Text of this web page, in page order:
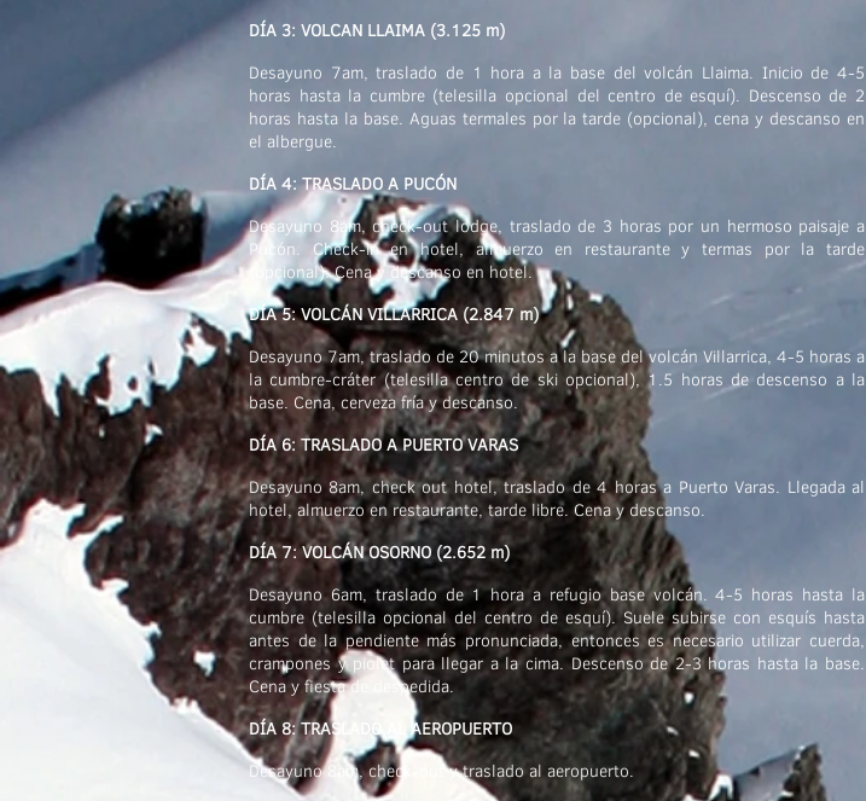
DÍA 3: VOLCAN LLAIMA (3.125 m)
Desayuno 7am, traslado de 1 hora a la base del volcán Llaima. Inicio de 4-5
horas hasta la cumbre (telesilla opcional del centro de esquí). Descenso de 2
horas hasta la base. Aguas termales por la tarde (opcional), cena y descanso en
el albergue.
DÍA 4: TRASLADO A PUCÓN
Desayuno 8am, check-out lodge, traslado de 3 horas por un hermoso paisaje a
Pucón. Check-in en hotel, almuerzo en restaurante y termas por la tarde
(opcional). Cena y descanso en hotel.
DÍA 5: VOLCÁN VILLARRICA (2.847 m)
Desayuno 7am, traslado de 20 minutos a la base del volcán Villarrica, 4-5 horas a
la cumbre-cráter (telesilla centro de ski opcional), 1.5 horas de descenso a la
base. Cena, cerveza fría y descanso.
DÍA 6: TRASLADO A PUERTO VARAS
Desayuno 8am, check out hotel, traslado de 4 horas a Puerto Varas. Llegada al
hotel, almuerzo en restaurante, tarde libre. Cena y descanso.
DÍA 7: VOLCÁN OSORNO (2.652 m)
Desayuno 6am, traslado de 1 hora a refugio base volcán. 4-5 horas hasta la
cumbre (telesilla opcional del centro de esquí). Suele subirse con esquís hasta
antes de la pendiente más pronunciada, entonces es necesario utilizar cuerda,
crampones y piolet para llegar a la cima. Descenso de 2-3 horas hasta la base.
Cena y fiesta de despedida.
DÍA 8: TRASLADO AL AEROPUERTO
Desayuno 8am, check-out y traslado al aeropuerto.